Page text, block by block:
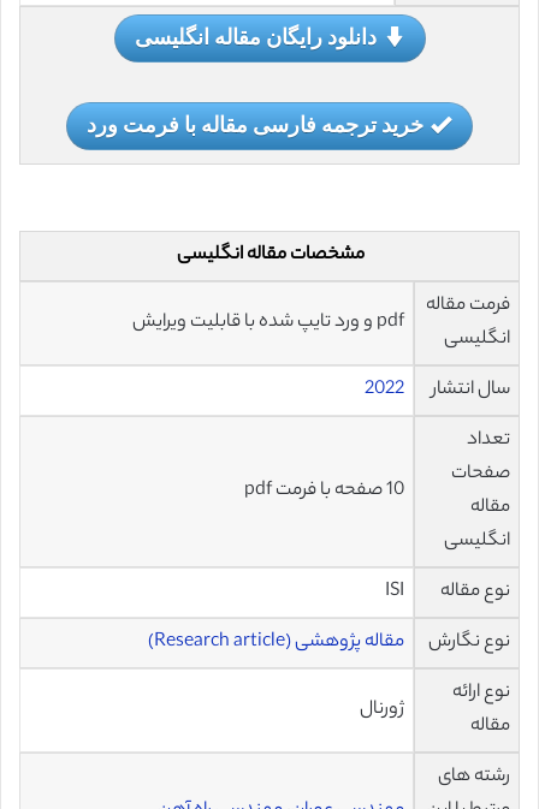
دانلود رایگان مقاله انگلیسی
خرید ترجمه فارسی مقاله با فرمت ورد
مشخصات مقاله انگلیسی
فرمت مقاله
انگلیسی
pdf و ورد تایپ شده با قابلیت ویرایش
سال انتشار
2022
تعداد
صفحات
مقاله
انگلیسی
10 صفحه با فرمت pdf
نوع مقاله
ISI
نوع نگارش
مقاله پژوهشی (Research article)
نوع ارائه
مقاله
ژورنال
رشته های